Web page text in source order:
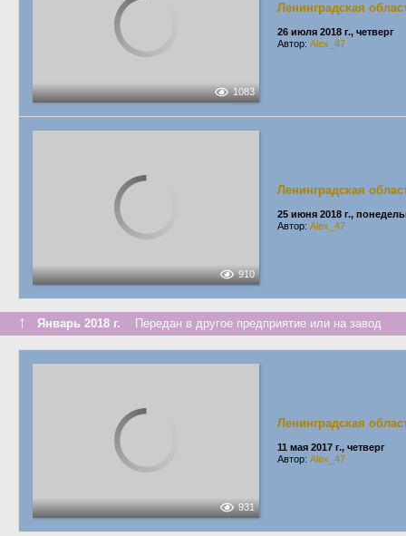
1083
Ленинградская
26 июля 2018 г., четверг
Автор: Alex_47
910
Ленинградская
25 июня 2018 г.,
Автор: Alex_47
↑ Январь 2018 г. Передан в другое предприятие или на завод
931
Ленинградская
11 мая 2017 г., четверг
Автор: Alex_47